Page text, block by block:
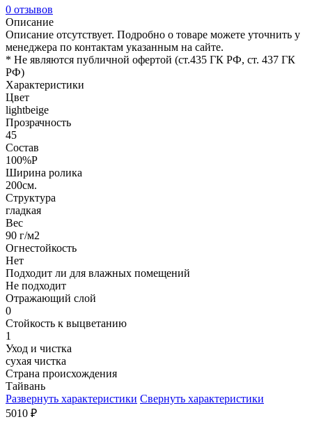
0 отзывов
Описание
Описание отсутствует. Подробно о товаре можете уточнить у
менеджера по контактам указанным на сайте.
* Не являются публичной офертой (ст.435 ГК РФ, cт. 437 ГК
РФ)
Характеристики
Цвет
lightbeige
Прозрачность
45
Состав
100%P
Ширина ролика
200см.
Структура
гладкая
Вес
90 г/м2
Огнестойкость
Нет
Подходит ли для влажных помещений
Не подходит
Отражающий слой
0
Стойкость к выцветанию
1
Уход и чистка
сухая чистка
Страна происхождения
Тайвань
Развернуть характеристики Свернуть характеристики
5010 ₽